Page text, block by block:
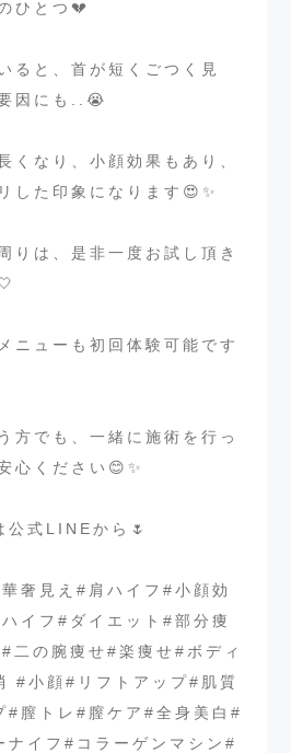
ひとつ💔
ると、首が短くごつく見
因にも..😭
くなり、小顔効果もあり、
した印象になります😍✨
りは、是非一度お試し頂き
ニューも初回体験可能です
方でも、一緒に施術を行っ
心ください😊✨
公式LINEから🌷
奢見え#肩ハイフ#小顔効
イフ#ダイエット#部分痩
二の腕痩せ#楽痩せ#ボディ
#小顔#リフトアップ#肌質
#膣トレ#膣ケア#全身美白#
ナイフ#コラーゲンマシン#